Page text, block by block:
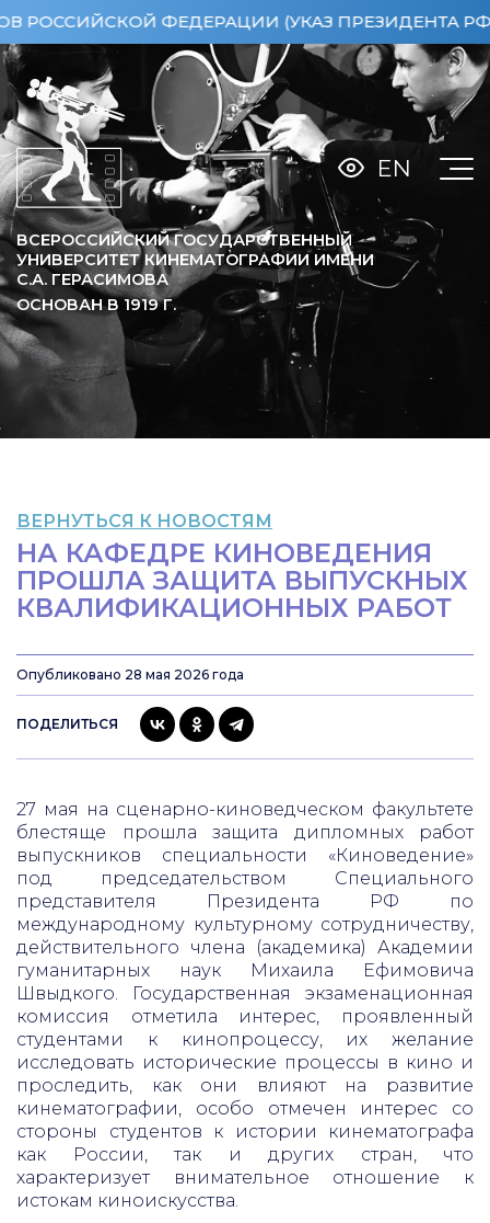
ФЕДЕРАЦИИ (УКАЗ ПРЕЗИДЕНТА РФ ОТ
ВСЕРОССИЙСКИЙ ГОСУДАРСТВЕННЫЙ
УНИВЕРСИТЕТ КИНЕМАТОГРАФИИ ИМЕНИ
С.А. ГЕРАСИМОВА
ОСНОВАН В 1919Г.
EN
ВЕРНУТЬСЯ К НОВОСТЯМ
НА КАФЕДРЕ КИНОВЕДЕНИЯ
ПРОШЛА ЗАЩИТА ВЫПУСКНЫХ
КВАЛИФИКАЦИОННЫХ РАБОТ
Опубликовано 28 мая 2026 года
ПОДЕЛИТЬСЯ
27 мая на сценарно-киноведческом факультете
блестяще прошла защита дипломных работ
выпускников специальности «Киноведение»
под председательством Специального
представителя Президента РФ по
международному культурному сотрудничеству,
действительного члена (академика) Академии
гуманитарных наук Михаила Ефимовича
Швыдкого. Государственная экзаменационная
комиссия отметила интерес, проявленный
студентами к кинопроцессу, их желание
исследовать исторические процессы в кино и
проследить, как они влияют на развитие
кинематографии, особо отмечен интерес со
стороны студентов к истории кинематографа
как России, так и других стран, что
характеризует внимательное отношение к
истокам киноискусства.